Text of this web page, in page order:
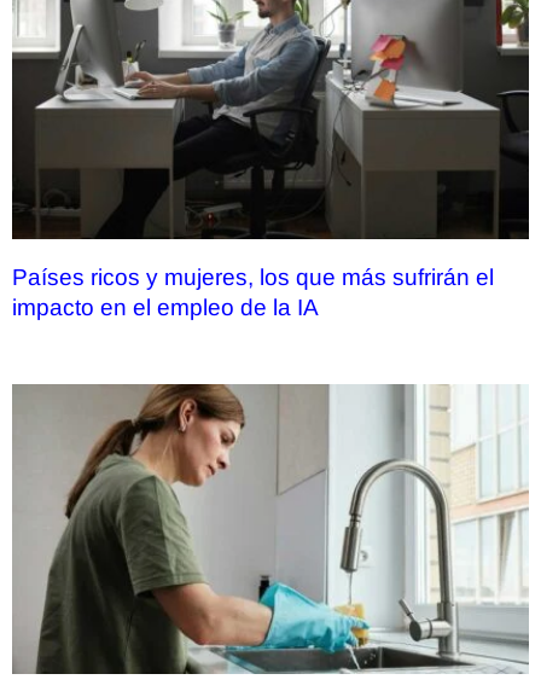
Países ricos y mujeres, los que más sufrirán el
impacto en el empleo de la IA